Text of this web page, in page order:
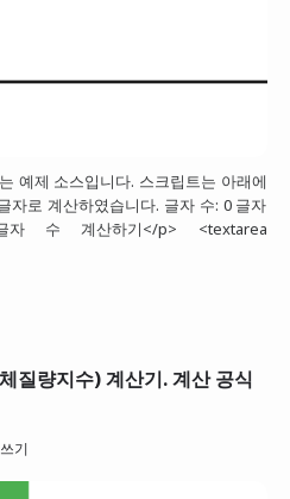
예제 소스입니다. 스크립트는 아래에
자로 계산하였습니다. 글자 수: 0 글자
자 수 계산하기</p> <textarea
량지수) 계산기. 계산 공식
기